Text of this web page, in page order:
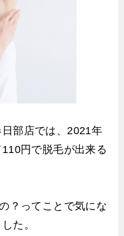
部店では、2021年
円で脱毛が出来る
？ってことで気にな
た。